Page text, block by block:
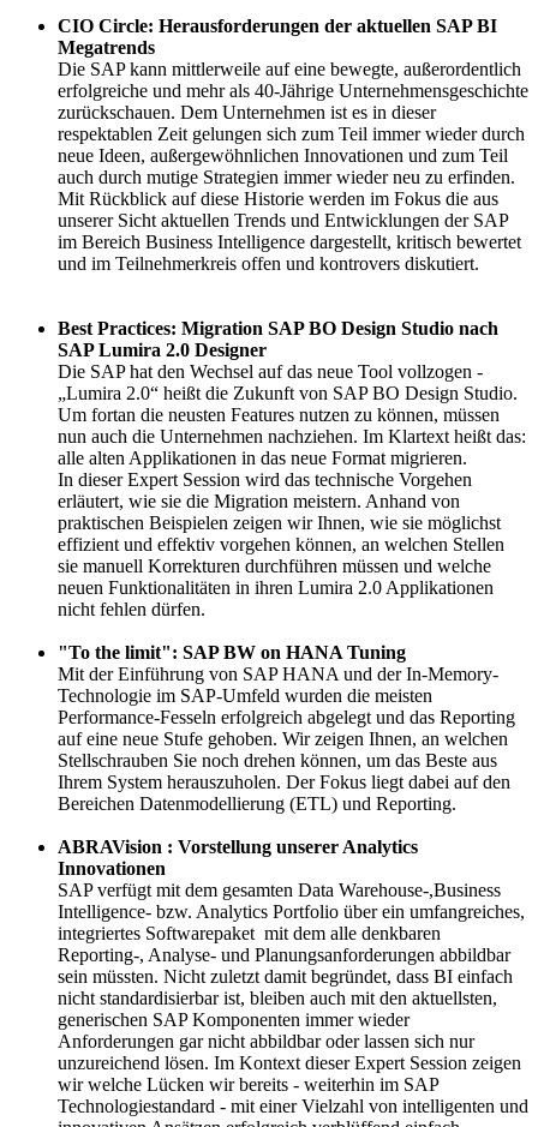
CIO Circle: Herausforderungen der aktuellen SAP BI
Megatrends
Die SAP kann mittlerweile auf eine bewegte, außerordentlich
erfolgreiche und mehr als 40-Jährige Unternehmensgeschichte
zurückschauen. Dem Unternehmen ist es in dieser
respektablen Zeit gelungen sich zum Teil immer wieder durch
neue Ideen, außergewöhnlichen Innovationen und zum Teil
auch durch mutige Strategien immer wieder neu zu erfinden.
Mit Rückblick auf diese Historie werden im Fokus die aus
unserer Sicht aktuellen Trends und Entwicklungen der SAP
im Bereich Business Intelligence dargestellt, kritisch bewertet
und im Teilnehmerkreis offen und kontrovers diskutiert.
Best Practices: Migration SAP BO Design Studio nach
SAP Lumira 2.0 Designer
Die SAP hat den Wechsel auf das neue Tool vollzogen -
„Lumira 2.0“ heißt die Zukunft von SAP BO Design Studio.
Um fortan die neusten Features nutzen zu können, müssen
nun auch die Unternehmen nachziehen. Im Klartext heißt das:
alle alten Applikationen in das neue Format migrieren.
In dieser Expert Session wird das technische Vorgehen
erläutert, wie sie die Migration meistern. Anhand von
praktischen Beispielen zeigen wir Ihnen, wie sie möglichst
effizient und effektiv vorgehen können, an welchen Stellen
sie manuell Korrekturen durchführen müssen und welche
neuen Funktionalitäten in ihren Lumira 2.0 Applikationen
nicht fehlen dürfen.
"To the limit": SAP BW on HANA Tuning
Mit der Einführung von SAP HANA und der In-Memory-
Technologie im SAP-Umfeld wurden die meisten
Performance-Fesseln erfolgreich abgelegt und das Reporting
auf eine neue Stufe gehoben. Wir zeigen Ihnen, an welchen
Stellschrauben Sie noch drehen können, um das Beste aus
Ihrem System herauszuholen. Der Fokus liegt dabei auf den
Bereichen Datenmodellierung (ETL) und Reporting.
ABRAVision : Vorstellung unserer Analytics
Innovationen
SAP verfügt mit dem gesamten Data Warehouse-,Business
Intelligence- bzw. Analytics Portfolio über ein umfangreiches,
integriertes Softwarepaket mit dem alle denkbaren
Reporting-, Analyse- und Planungsanforderungen abbildbar
sein müssten. Nicht zuletzt damit begründet, dass BI einfach
nicht standardisierbar ist, bleiben auch mit den aktuellsten,
generischen SAP Komponenten immer wieder
Anforderungen gar nicht abbildbar oder lassen sich nur
unzureichend lösen. Im Kontext dieser Expert Session zeigen
wir welche Lücken wir bereits - weiterhin im SAP
Technologiestandard - mit einer Vielzahl von intelligenten und